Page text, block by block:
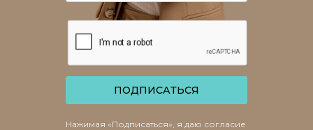
ПОДПИСАТЬСЯ
Нажимая «Подписаться», я даю согласие